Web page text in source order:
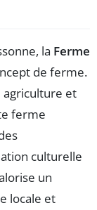
la Ferme
de ferme.
agriculture et
ferme
culturelle
un
locale et